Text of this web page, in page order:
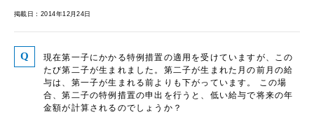
掲載日：2014年12月24日
現在第一子にかかる特例措置の適用を受けていますが、この
たび第二子が生まれました。第二子が生まれた月の前月の給
与は、第一子が生まれる前よりも下がっています。 この場
合、第二子の特例措置の申出を行うと、低い給与で将来の年
金額が計算されるのでしょうか？